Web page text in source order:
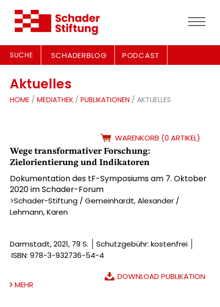
SUCHE SCHADERBLOG PODCAST
Aktuelles
HOME / MEDIATHEK / PUBLIKATIONEN / AKTUELLES
WARENKORB (0 ARTIKEL)
Wege transformativer Forschung:
Zielorientierung und Indikatoren
Dokumentation des tF-Symposiums am 7. Oktober
2020 im Schader-Forum
>Schader-Stiftung / Gemeinhardt, Alexander /
Lehmann, Karen
Darmstadt, 2021, 79 S.
Schutzgebühr: kostenfrei
ISBN: 978-3-932736-54-4
MEHR
DOWNLOAD PUBLIKATION